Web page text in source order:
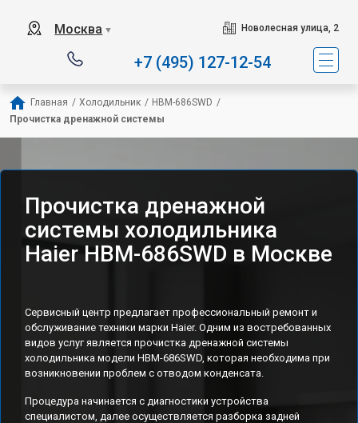
Москва ▼ Новолесная улица, 2
+7 (495) 127-12-54
Главная / Холодильник / HBM-686SWD /
Прочистка дренажной системы
Прочистка дренажной
системы холодильника
Haier HBM-686SWD в Москве
Сервисный центр предлагает профессиональный ремонт и
обслуживание техники марки Haier. Одним из востребованных
видов услуг является прочистка дренажной системы
холодильника модели HBM-686SWD, которая необходима при
возникновении проблем с отводом конденсата.
Процедура начинается с диагностики устройства
специалистом, далее осуществляется разборка задней